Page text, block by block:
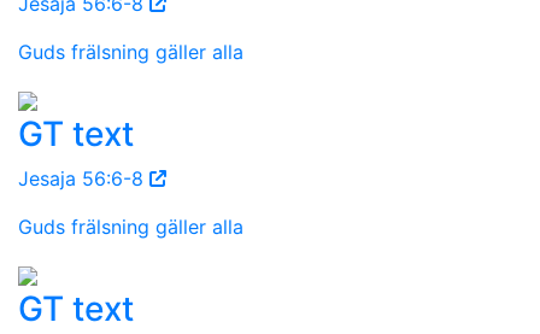
Guds frälsning gäller alla
GT text
Jesaja 56:6-8
Guds frälsning gäller alla
GT text